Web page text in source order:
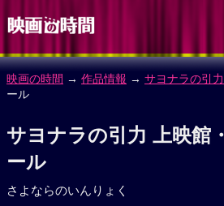
映画の時間 → 作品情報 → サヨナラの引力
ール
サヨナラの引力 上映館
ール
さよならのいんりょく